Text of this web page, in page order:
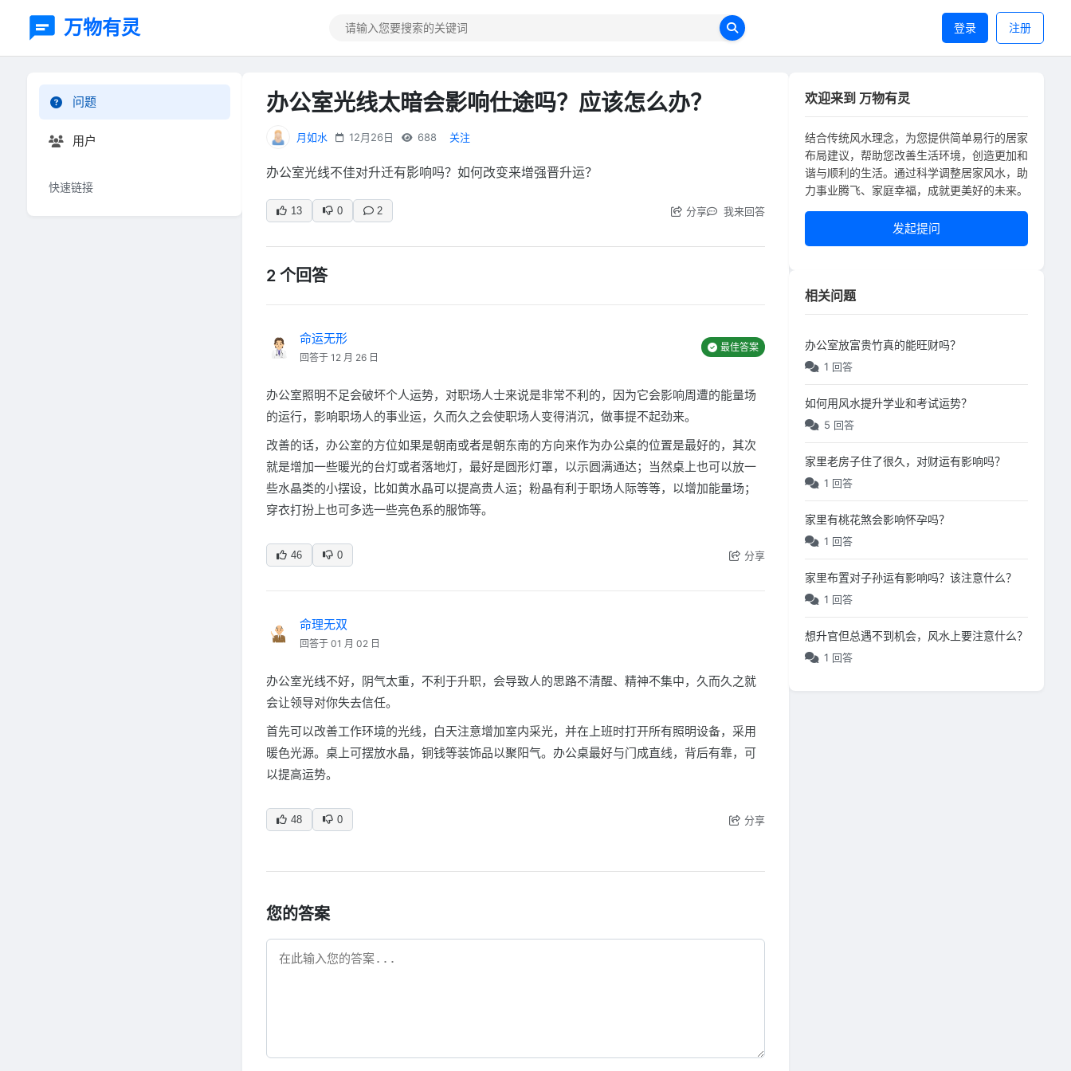
万物有灵 登录 注册
问题
用户
快速链接
办公室光线太暗会影响仕途吗？应该怎么办？
月如水 12月26日 688 关注
办公室光线不佳对升迁有影响吗？如何改变来增强晋升运？
13 0 2 分享 我来回答
2 个回答
命运无形
回答于 12 月 26 日
最佳答案
办公室照明不足会破坏个人运势，对职场人士来说是非常不利的，因为它会影响周遭的能量场
的运行，影响职场人的事业运，久而久之会使职场人变得消沉，做事提不起劲来。
改善的话，办公室的方位如果是朝南或者是朝东南的方向来作为办公桌的位置是最好的，其次
就是增加一些暖光的台灯或者落地灯，最好是圆形灯罩，以示圆满通达；当然桌上也可以放一
些水晶类的小摆设，比如黄水晶可以提高贵人运；粉晶有利于职场人际等等，以增加能量场；
穿衣打扮上也可多选一些亮色系的服饰等。
46 0 分享
命理无双
回答于 01 月 02 日
办公室光线不好，阴气太重，不利于升职，会导致人的思路不清醒、精神不集中，久而久之就
会让领导对你失去信任。
首先可以改善工作环境的光线，白天注意增加室内采光，并在上班时打开所有照明设备，采用
暖色光源。桌上可摆放水晶，铜钱等装饰品以聚阳气。办公桌最好与门成直线，背后有靠，可
以提高运势。
48 0 分享
您的答案
欢迎来到 万物有灵
结合传统风水理念，为您提供简单易行的居家
布局建议，帮助您改善生活环境，创造更加和
谐与顺利的生活。通过科学调整居家风水，助
力事业腾飞、家庭幸福，成就更美好的未来。
发起提问
相关问题
办公室放富贵竹真的能旺财吗？
1 回答
如何用风水提升学业和考试运势？
5 回答
家里老房子住了很久，对财运有影响吗？
1 回答
家里有桃花煞会影响怀孕吗？
1 回答
家里布置对子孙运有影响吗？该注意什么？
1 回答
想升官但总遇不到机会，风水上要注意什么？
1 回答